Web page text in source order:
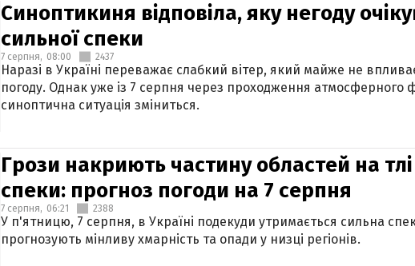
Синоптикиня відповіла, яку негоду
сильної спеки
7 серпня, 08:00 2437
Наразі в Україні переважає слабкий вітер, який майже не
погоду. Однак уже із 7 серпня через проходження атмосферного
синоптична ситуація зміниться.
Грози накриють частину областей на
спеки: прогноз погоди на 7 серпня
7 серпня, 06:21 2388
У п'ятницю, 7 серпня, в Україні подекуди утримається сильна
прогнозують мінливу хмарність та опади у низці регіонів.